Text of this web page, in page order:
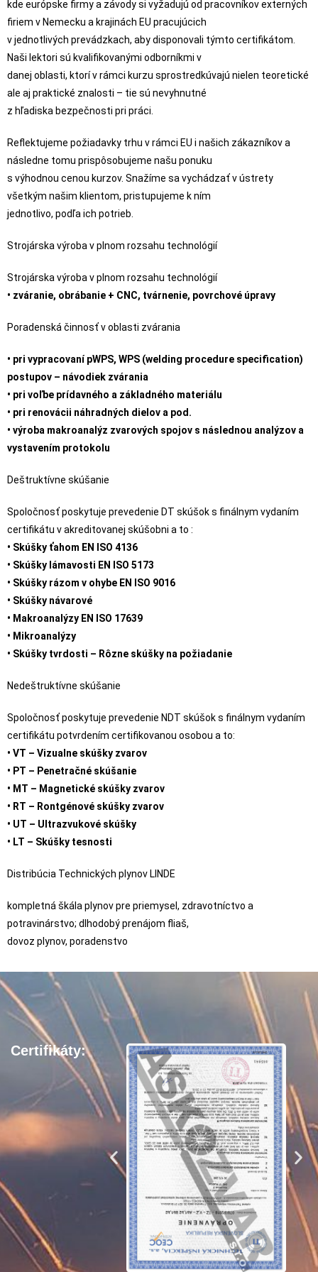
kde európske firmy a závody si vyžadujú od pracovníkov externých
firiem v Nemecku a krajinách EU pracujúcich
v jednotlivých prevádzkach, aby disponovali týmto certifikátom.
Naši lektori sú kvalifikovanými odborníkmi v
danej oblasti, ktorí v rámci kurzu sprostredkúvajú nielen teoretické
ale aj praktické znalosti – tie sú nevyhnutné
z hľadiska bezpečnosti pri práci.
Reflektujeme požiadavky trhu v rámci EU i našich zákazníkov a
následne tomu prispôsobujeme našu ponuku
s výhodnou cenou kurzov. Snažíme sa vychádzať v ústrety
všetkým našim klientom, pristupujeme k ním
jednotlivo, podľa ich potrieb.
Strojárska výroba v plnom rozsahu technológií
Strojárska výroba v plnom rozsahu technológií
• zváranie, obrábanie + CNC, tvárnenie, povrchové úpravy
Poradenská činnosť v oblasti zvárania
• pri vypracovaní pWPS, WPS (welding procedure specification)
postupov – návodiek zvárania
• pri voľbe prídavného a základného materiálu
• pri renovácii náhradných dielov a pod.
• výroba makroanalýz zvarových spojov s následnou analýzov a
vystavením protokolu
Deštruktívne skúšanie
Spoločnosť poskytuje prevedenie DT skúšok s finálnym vydaním
certifikátu v akreditovanej skúšobni a to :
• Skúšky ťahom EN ISO 4136
• Skúšky lámavosti EN ISO 5173
• Skúšky rázom v ohybe EN ISO 9016
• Skúšky návarové
• Makroanalýzy EN ISO 17639
• Mikroanalýzy
• Skúšky tvrdosti – Rôzne skúšky na požiadanie
Nedeštruktívne skúšanie
Spoločnosť poskytuje prevedenie NDT skúšok s finálnym vydaním
certifikátu potvrdením certifikovanou osobou a to:
• VT – Vizualne skúšky zvarov
• PT – Penetračné skúšanie
• MT – Magnetické skúšky zvarov
• RT – Rontgénové skúšky zvarov
• UT – Ultrazvukové skúšky
• LT – Skúšky tesnosti
Distribúcia Technických plynov LINDE
kompletná škála plynov pre priemysel, zdravotníctvo a
potravinárstvo; dlhodobý prenájom fliaš,
dovoz plynov, poradenstvo
Certifikáty: